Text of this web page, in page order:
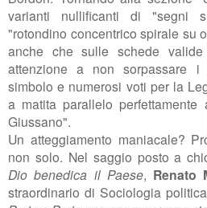
varianti nullificanti di "segni
"rotondino concentrico spirale su
anche che sulle schede
attenzione a non sorpassare
simbolo e numerosi voti per la
a matita parallelo
Giussano".
Un atteggiamento maniacale?
non solo. Nel saggio posto a
Dio benedica il Paese, Renato
straordinario di Sociologia